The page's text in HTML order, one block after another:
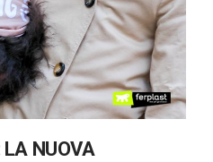
NUOVA